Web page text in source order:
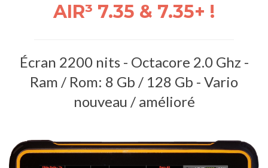
AIR³ 7.35 & 7.35+ !
Écran 2200 nits - Octacore 2.0 Ghz -
Ram / Rom: 8 Gb / 128 Gb - Vario
nouveau / amélioré